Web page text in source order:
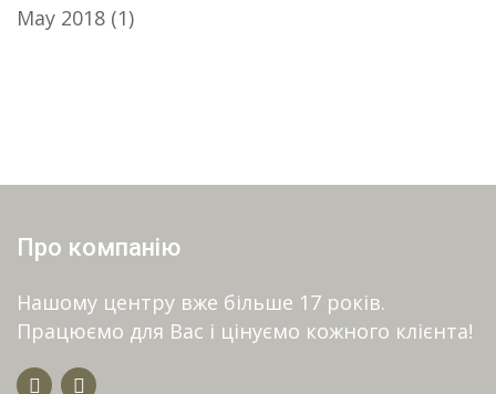
May 2018 (1)
Про компанію
Нашому центру вже більше 17 років.
Працюємо для Вас і цінуємо кожного клієнта!